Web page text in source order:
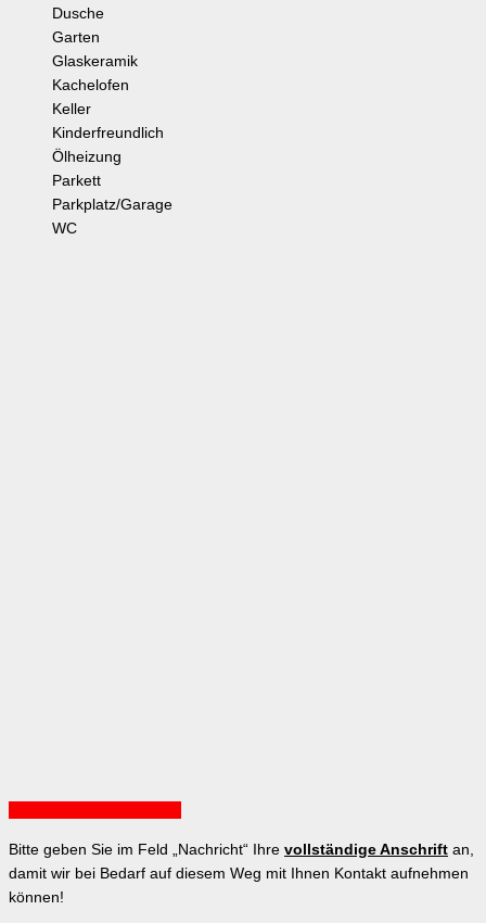
Dusche
Garten
Glaskeramik
Kachelofen
Keller
Kinderfreundlich
Ölheizung
Parkett
Parkplatz/Garage
WC
Bitte geben Sie im Feld „Nachricht“ Ihre vollständige Anschrift an,
damit wir bei Bedarf auf diesem Weg mit Ihnen Kontakt aufnehmen
können!